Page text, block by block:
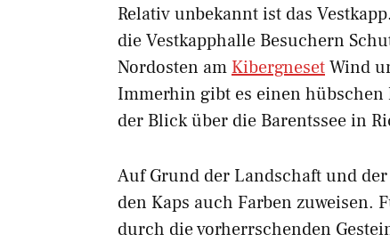
Relativ unbekannt ist das
die Vestkapphalle Besuchern
Nordosten am KibergnesetWind
Immerhin gibt es einen
der Blick über die Barentssee in
Auf Grund der Landschaft und
den Kaps auch Farben zuweisen.
durch die vorherrschenden